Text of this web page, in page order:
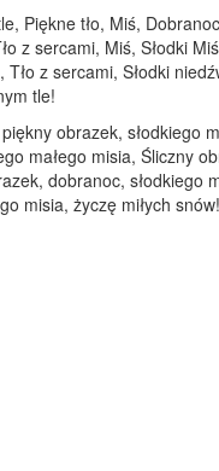
Piękne tło, Miś,
z sercami, Miś, Słodki
Tło z sercami, Słodki
tle!
obrazek, słodkiego
małego misia, Śliczny
dobranoc, słodkiego
misia, życzę miłych snów!